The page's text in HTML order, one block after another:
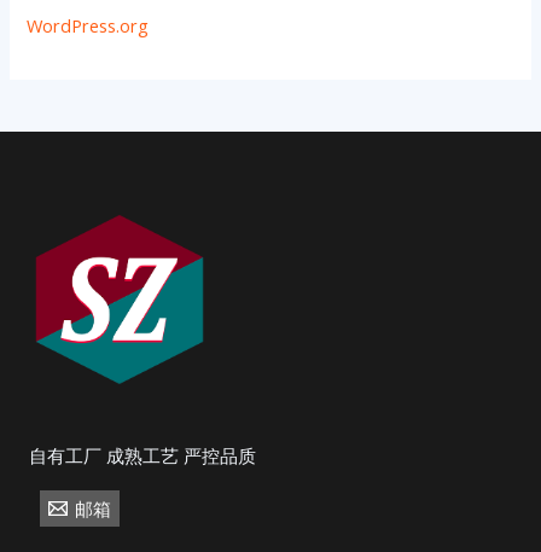
WordPress.org
自有工厂 成熟工艺 严控品质
邮箱